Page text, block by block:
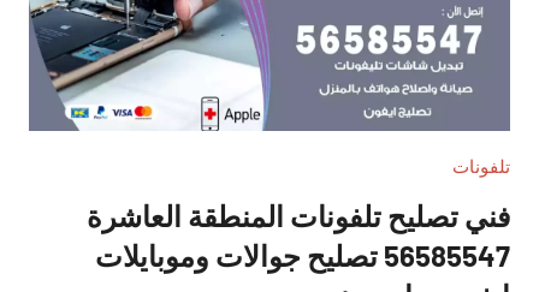
تلفونات
فني تصليح تلفونات المنطقة العاشرة
56585547 تصليح جوالات وموبايلات